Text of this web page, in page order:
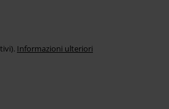
Informazioni ulteriori